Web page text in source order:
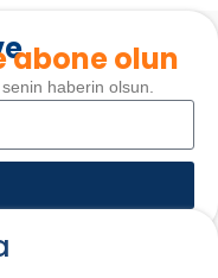
abone olun
haberin olsun.